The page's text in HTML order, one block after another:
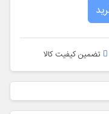
تضمین کیفیت کالا